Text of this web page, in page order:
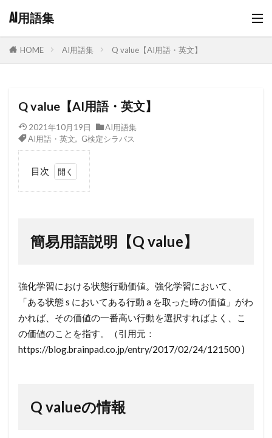
AI用語集
HOME AI用語集 Q value【AI用語・英文】
Q value【AI用語・英文】
2021年10月19日
AI用語集
AI用語・英文
G検定シラバス
目次
value】
Q
value
報
簡易用語説明【Q value】
強化学習における状態行動価値。強化学習において、
「ある状態 s においてある行動 a を取った時の価値」がわ
かれば、その価値の一番高い行動を選択すればよく、こ
の価値のことを指す。（引用元：
https://blog.brainpad.co.jp/entry/2017/02/24/121500 )
Q valueの情報